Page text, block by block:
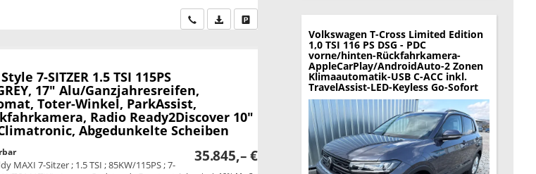
Wir rufen Sie anPDF-Datei, Fahrzeugexposé drucken
Drucken, parken oder vergleichen
Style 7-SITZER 1.5 TSI 115PS
17" Alu/Ganzjahresreifen,
Toter-Winkel, ParkAssist,
Radio Ready2Discover 10"
Abgedunkelte Scheiben
35.845,– €
MAXI 7-Sitzer ; 1.5 TSI ; 85KW/115PS ; 7-
Volkswagen T-Cross Limited Edition
1,0 TSI 116 PS DSG - PDC
vorne/hinten-Rückfahrkamera-
AppleCarPlay/AndroidAuto-2 Zonen
Klimaautomatik-USB C-ACC inkl.
TravelAssist-LED-Keyless Go-Sofort